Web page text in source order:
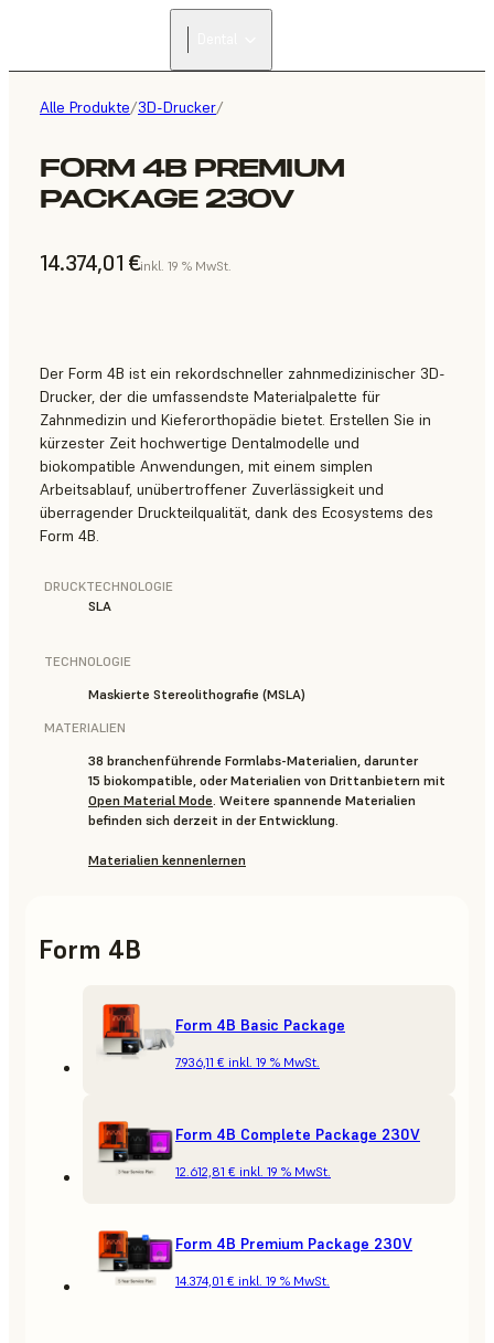
Alle Produkte/3D-Drucker/
FORM 4B PREMIUM
PACKAGE 230V
14.374,01 €inkl. 19 % MwSt.
Der Form 4B ist ein rekordschneller zahnmedizinischer 3D-
Drucker, der die umfassendste Materialpalette für
Zahnmedizin und Kieferorthopädie bietet. Erstellen Sie in
kürzester Zeit hochwertige Dentalmodelle und
biokompatible Anwendungen, mit einem simplen
Arbeitsablauf, unübertroffener Zuverlässigkeit und
überragender Druckteilqualität, dank des Ecosystems des
Form 4B.
DRUCKTECHNOLOGIE
SLA
TECHNOLOGIE
Maskierte Stereolithografie (MSLA)
MATERIALIEN
38 branchenführende Formlabs-Materialien, darunter
15 biokompatible, oder Materialien von Drittanbietern mit
Open Material Mode. Weitere spannende Materialien
befinden sich derzeit in der Entwicklung.
Materialien kennenlernen
Form 4B
Form 4B Basic Package
7.936,11 € inkl. 19 % MwSt.
Form 4B Complete Package 230V
12.612,81 € inkl. 19 % MwSt.
Form 4B Premium Package 230V
14.374,01 € inkl. 19 % MwSt.